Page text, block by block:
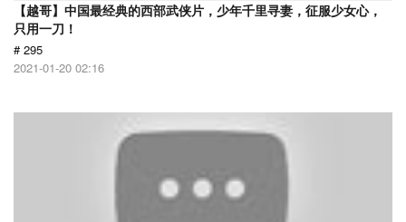
【越哥】中国最经典的西部武侠片，少年千里寻妻，征服少女心，
只用一刀！
# 295
2021-01-20 02:16